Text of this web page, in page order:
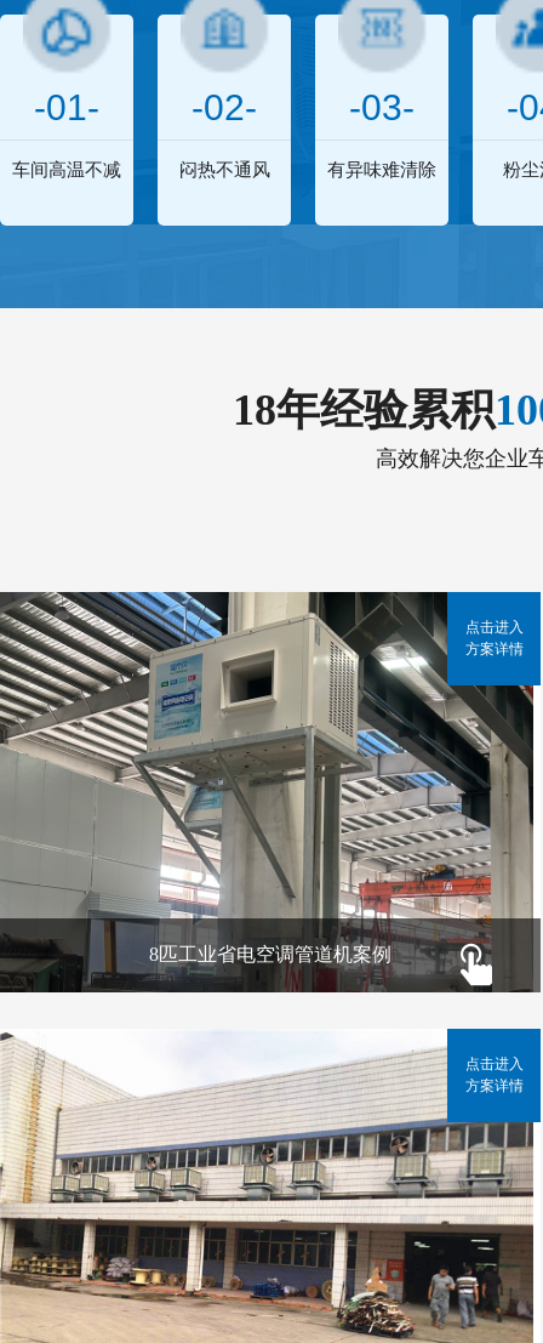
-01-
车间高温不减
-02-
闷热不通风
-03-
有异味难清除
-
粉尘
18年经验累积
高效解决您企业
8匹工业省电空调管道机案例
点击进入
方案详情
点击进入
方案详情